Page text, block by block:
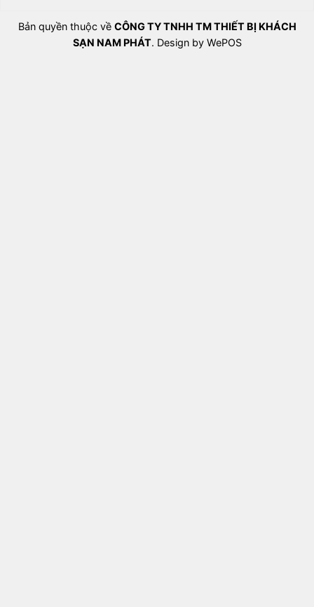
Bản quyền thuộc về CÔNG TY TNHH TM THIẾT BỊ KHÁCH
SẠN NAM PHÁT. Design by WePOS